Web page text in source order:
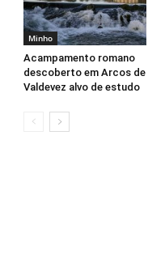
Minho
Acampamento romano
descoberto em Arcos de
Valdevez alvo de estudo